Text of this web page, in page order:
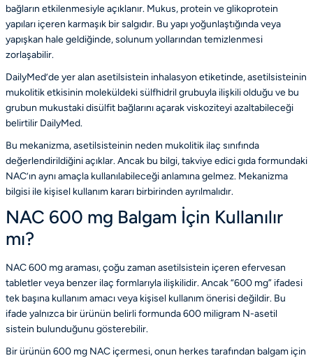
bağların etkilenmesiyle açıklanır. Mukus, protein ve glikoprotein
yapıları içeren karmaşık bir salgıdır. Bu yapı yoğunlaştığında veya
yapışkan hale geldiğinde, solunum yollarından temizlenmesi
zorlaşabilir.
DailyMed’de yer alan asetilsistein inhalasyon etiketinde, asetilsisteinin
mukolitik etkisinin moleküldeki sülfhidril grubuyla ilişkili olduğu ve bu
grubun mukustaki disülfit bağlarını açarak viskoziteyi azaltabileceği
belirtilir DailyMed.
Bu mekanizma, asetilsisteinin neden mukolitik ilaç sınıfında
değerlendirildiğini açıklar. Ancak bu bilgi, takviye edici gıda formundaki
NAC’ın aynı amaçla kullanılabileceği anlamına gelmez. Mekanizma
bilgisi ile kişisel kullanım kararı birbirinden ayrılmalıdır.
NAC 600 mg Balgam İçin Kullanılır
mı?
NAC 600 mg araması, çoğu zaman asetilsistein içeren efervesan
tabletler veya benzer ilaç formlarıyla ilişkilidir. Ancak “600 mg” ifadesi
tek başına kullanım amacı veya kişisel kullanım önerisi değildir. Bu
ifade yalnızca bir ürünün belirli formunda 600 miligram N-asetil
sistein bulunduğunu gösterebilir.
Bir ürünün 600 mg NAC içermesi, onun herkes tarafından balgam için